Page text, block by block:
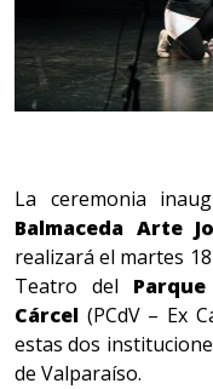
La ceremonia
Balmaceda Arte
realizará el martes
Teatro del
Cárcel (PCdV – Ex
estas dos
de Valparaíso.